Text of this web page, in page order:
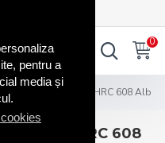
pentru a
media și
0
conferință și vizitator HRC 608 Alb
vizitator HRC 608